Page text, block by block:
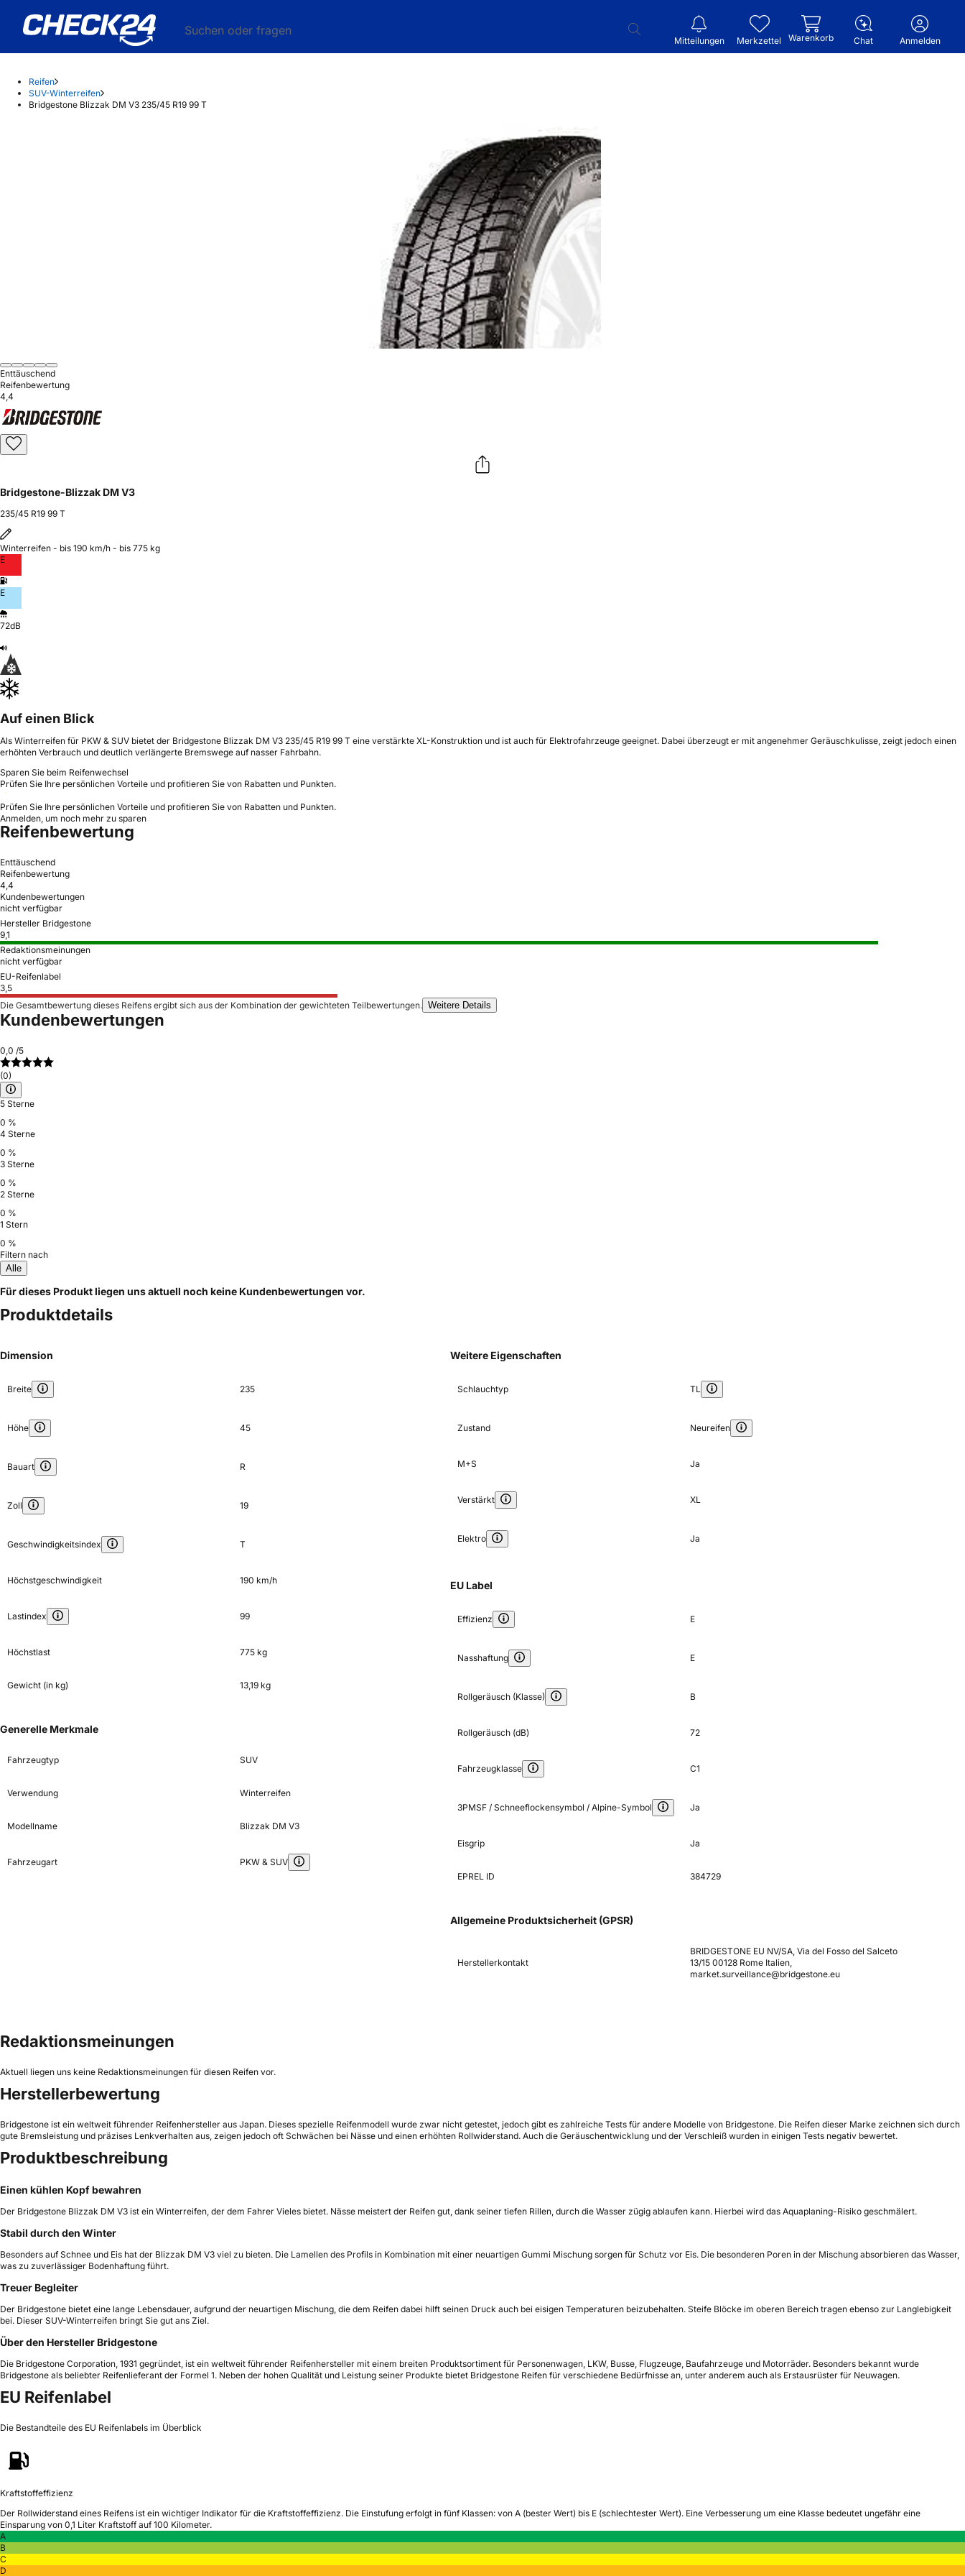
Suchen oder fragen
Mitteilungen Merkzettel Warenkorb Chat Anmelden
Reifen
SUV-Winterreifen
Bridgestone Blizzak DM V3 235/45 R19 99 T
Enttäuschend
Reifenbewertung
4,4
Bridgestone-Blizzak DM V3
235/45 R19 99 T
Winterreifen - bis 190 km/h - bis 775 kg
E
E
72dB
Auf einen Blick
Als Winterreifen für PKW & SUV bietet der Bridgestone Blizzak DM V3 235/45 R19 99 T eine verstärkte XL-Konstruktion und ist auch für Elektrofahrzeuge geeignet. Dabei überzeugt er mit angenehmer Geräuschkulisse, zeigt jedoch einen
erhöhten Verbrauch und deutlich verlängerte Bremswege auf nasser Fahrbahn.
Sparen Sie beim Reifenwechsel
Prüfen Sie Ihre persönlichen Vorteile und profitieren Sie von Rabatten und Punkten.
Prüfen Sie Ihre persönlichen Vorteile und profitieren Sie von Rabatten und Punkten.
Anmelden, um noch mehr zu sparen
Reifenbewertung
Enttäuschend
Reifenbewertung
4,4
Kundenbewertungen
nicht verfügbar
Hersteller Bridgestone
9,1
Redaktionsmeinungen
nicht verfügbar
EU-Reifenlabel
3,5
Die Gesamtbewertung dieses Reifens ergibt sich aus der Kombination der gewichteten Teilbewertungen. Weitere Details
Kundenbewertungen
0,0 /5
(0)
5 Sterne
0 %
4 Sterne
0 %
3 Sterne
0 %
2 Sterne
0 %
1 Stern
0 %
Filtern nach
Alle
Für dieses Produkt liegen uns aktuell noch keine Kundenbewertungen vor.
Produktdetails
Dimension
Breite 235
Höhe 45
Bauart R
Zoll 19
Geschwindigkeitsindex T
Höchstgeschwindigkeit 190 km/h
Lastindex 99
Höchstlast 775 kg
Gewicht (in kg) 13,19 kg
Generelle Merkmale
Fahrzeugtyp SUV
Verwendung Winterreifen
Modellname Blizzak DM V3
Fahrzeugart PKW & SUV
Weitere Eigenschaften
Schlauchtyp TL
Zustand Neureifen
M+S Ja
Verstärkt XL
Elektro Ja
EU Label
Effizienz E
Nasshaftung E
Rollgeräusch (Klasse) B
Rollgeräusch (dB) 72
Fahrzeugklasse C1
3PMSF / Schneeflockensymbol / Alpine-Symbol Ja
Eisgrip Ja
EPREL ID 384729
Allgemeine Produktsicherheit (GPSR)
Herstellerkontakt
BRIDGESTONE EU NV/SA, Via del Fosso del Salceto
13/15 00128 Rome Italien,
market.surveillance@bridgestone.eu
Redaktionsmeinungen
Aktuell liegen uns keine Redaktionsmeinungen für diesen Reifen vor.
Herstellerbewertung
Bridgestone ist ein weltweit führender Reifenhersteller aus Japan. Dieses spezielle Reifenmodell wurde zwar nicht getestet, jedoch gibt es zahlreiche Tests für andere Modelle von Bridgestone. Die Reifen dieser Marke zeichnen sich durch
gute Bremsleistung und präzises Lenkverhalten aus, zeigen jedoch oft Schwächen bei Nässe und einen erhöhten Rollwiderstand. Auch die Geräuschentwicklung und der Verschleiß wurden in einigen Tests negativ bewertet.
Produktbeschreibung
Einen kühlen Kopf bewahren
Der Bridgestone Blizzak DM V3 ist ein Winterreifen, der dem Fahrer Vieles bietet. Nässe meistert der Reifen gut, dank seiner tiefen Rillen, durch die Wasser zügig ablaufen kann. Hierbei wird das Aquaplaning-Risiko geschmälert.
Stabil durch den Winter
Besonders auf Schnee und Eis hat der Blizzak DM V3 viel zu bieten. Die Lamellen des Profils in Kombination mit einer neuartigen Gummi Mischung sorgen für Schutz vor Eis. Die besonderen Poren in der Mischung absorbieren das Wasser,
was zu zuverlässiger Bodenhaftung führt.
Treuer Begleiter
Der Bridgestone bietet eine lange Lebensdauer, aufgrund der neuartigen Mischung, die dem Reifen dabei hilft seinen Druck auch bei eisigen Temperaturen beizubehalten. Steife Blöcke im oberen Bereich tragen ebenso zur Langlebigkeit
bei. Dieser SUV-Winterreifen bringt Sie gut ans Ziel.
Über den Hersteller Bridgestone
Die Bridgestone Corporation, 1931 gegründet, ist ein weltweit führender Reifenhersteller mit einem breiten Produktsortiment für Personenwagen, LKW, Busse, Flugzeuge, Baufahrzeuge und Motorräder. Besonders bekannt wurde
Bridgestone als beliebter Reifenlieferant der Formel 1. Neben der hohen Qualität und Leistung seiner Produkte bietet Bridgestone Reifen für verschiedene Bedürfnisse an, unter anderem auch als Erstausrüster für Neuwagen.
EU Reifenlabel
Die Bestandteile des EU Reifenlabels im Überblick
Kraftstoffeffizienz
Der Rollwiderstand eines Reifens ist ein wichtiger Indikator für die Kraftstoffeffizienz. Die Einstufung erfolgt in fünf Klassen: von A (bester Wert) bis E (schlechtester Wert). Eine Verbesserung um eine Klasse bedeutet ungefähr eine
Einsparung von 0,1 Liter Kraftstoff auf 100 Kilometer.
A
B
C
D